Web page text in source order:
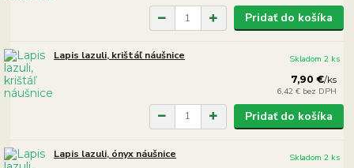
Pridať do košíka
Lapis lazuli, krištáľ náušnice
7,90 €/ks
6,42 € bez DPH
Skladom 2 ks
Pridať do košíka
Lapis lazuli, ónyx náušnice Skladom 2 ks